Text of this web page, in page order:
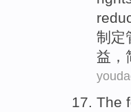
制定
益 ，
The